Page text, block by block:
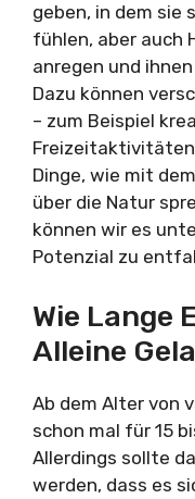
geben, in dem sie
fühlen, aber auch
anregen und
Dazu können
– zum Beispiel
Freizeitaktivitäten
Dinge, wie mit
über die Natur
können wir es
Potenzial zu
Wie Lange
Alleine
Ab dem Alter von
schon mal für 15
Allerdings sollte
werden, dass es